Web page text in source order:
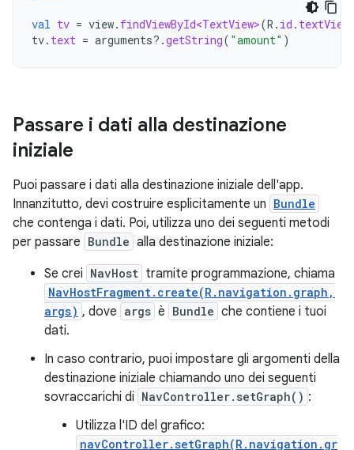
val tv = view. findViewById<TextView>(R . id .
tv. text = arguments?.getString( "amount" )
Passare i dati alla destinazione
iniziale
Puoi passare i dati alla destinazione iniziale dell'app.
Innanzitutto, devi costruire esplicitamente un Bundle
che contenga i dati. Poi, utilizza uno dei seguenti metodi
per passare Bundle alla destinazione iniziale:
Se crei NavHost tramite programmazione, chiama
NavHostFragment.create(R.navigation.graph,
args) , dove args è Bundle che contiene i tuoi
dati.
In caso contrario, puoi impostare gli argomenti della
destinazione iniziale chiamando uno dei seguenti
sovraccarichi di NavController.setGraph() :
Utilizza l'ID del grafico:
navController.setGraph(R.navigation.gr